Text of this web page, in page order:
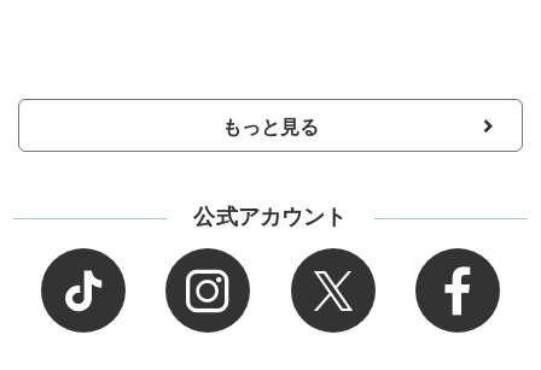
もっと見る
公式アカウント